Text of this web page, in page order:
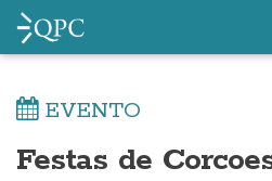
EVENTO
Festas de